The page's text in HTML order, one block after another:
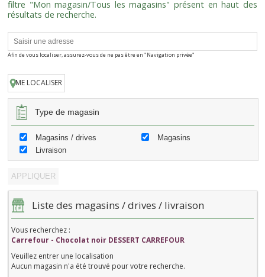
filtre "Mon magasin/Tous les magasins" présent en haut des
résultats de recherche.
Afin de vous localiser, assurez-vous de ne pas être en "Navigation privée"
ME LOCALISER
Type de magasin
Magasins / drives
Magasins
Livraison
Liste des magasins / drives / livraison
Vous recherchez :
Carrefour - Chocolat noir DESSERT CARREFOUR
Veuillez entrer une localisation
Aucun magasin n'a été trouvé pour votre recherche.